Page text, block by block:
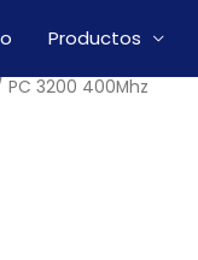
Productos
PC 3200 400Mhz